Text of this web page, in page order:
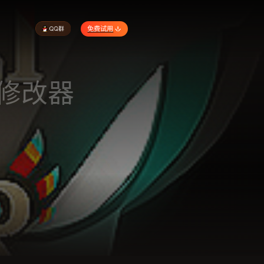
免费试用
改器